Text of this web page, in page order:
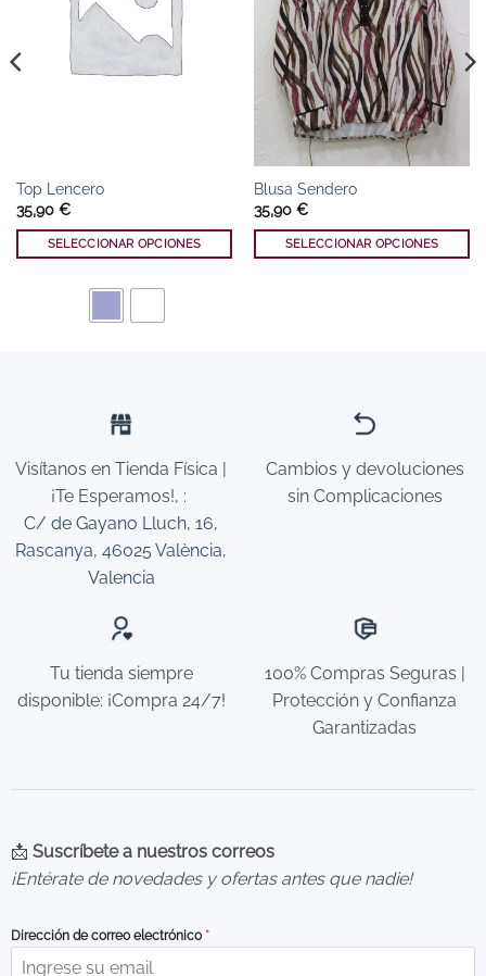
Top Lencero
35,90 €
SELECCIONAR OPCIONES
elegir
la
página
Blusa Sendero
35,90 €
SELECCIONAR OPCIONES
elegir
Visítanos en Tienda Física |
¡Te Esperamos!, :
C/ de Gayano Lluch, 16,
Rascanya, 46025 València,
Valencia
Cambios y devoluciones
sin Complicaciones
Tu tienda siempre
disponible: ¡Compra 24/7!
100% Compras Seguras |
Protección y Confianza
Garantizadas
📩 Suscríbete a nuestros correos
¡Entérate de novedades y ofertas antes que nadie!
Dirección de correo electrónico*